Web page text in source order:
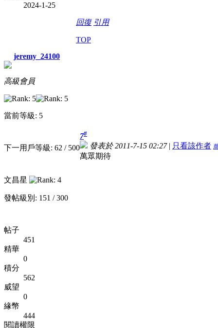
2024-1-25
回復 引用
TOP
jeremy_24100
高級會員
當前等級: 5
下一用戶等級: 62 / 500
文昌星
發帖級別: 151 / 300
帖子
451
精華
0
積分
562
威望
0
緣幣
444
閱讀權限
7#
發表於 2011-7-15 02:27| 只看該作者
萬眾期待